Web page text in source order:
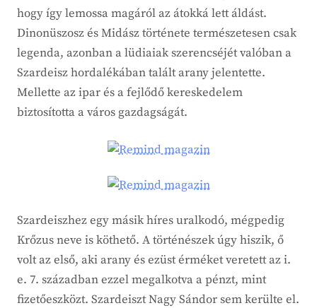
hogy így lemossa magáról az átokká lett áldást.
Dinonüszosz és Midász története természetesen csak
legenda, azonban a lüdiaiak szerencséjét valóban a
Szardeisz hordalékában talált arany jelentette.
Mellette az ipar és a fejlődő kereskedelem
biztosította a város gazdagságát.
Szardeiszhez egy másik híres uralkodó, mégpedig
Krőzus neve is köthető. A történészek úgy hiszik, ő
volt az első, aki arany és ezüst érméket veretett az i.
e. 7. században ezzel megalkotva a pénzt, mint
fizetőeszközt. Szardeiszt Nagy Sándor sem kerülte el.